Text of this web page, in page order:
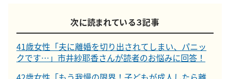
次に読まれている３記事
41歳女性「夫に離婚を切り出されてしまい、パニッ
クです…」市井紗耶香さんが読者のお悩みに回答！